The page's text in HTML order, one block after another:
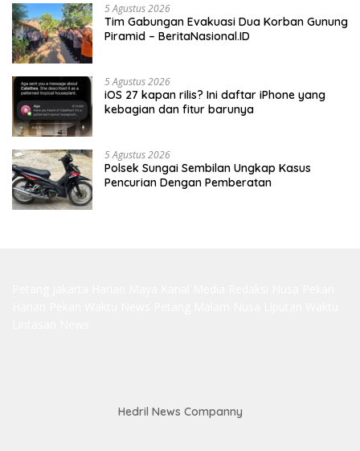
5 Agustus 2026
Tim Gabungan Evakuasi Dua Korban Gunung
Piramid – BeritaNasional.ID
5 Agustus 2026
iOS 27 kapan rilis? Ini daftar iPhone yang
kebagian dan fitur barunya
5 Agustus 2026
Polsek Sungai Sembilan Ungkap Kasus
Pencurian Dengan Pemberatan
Hedril News Companny